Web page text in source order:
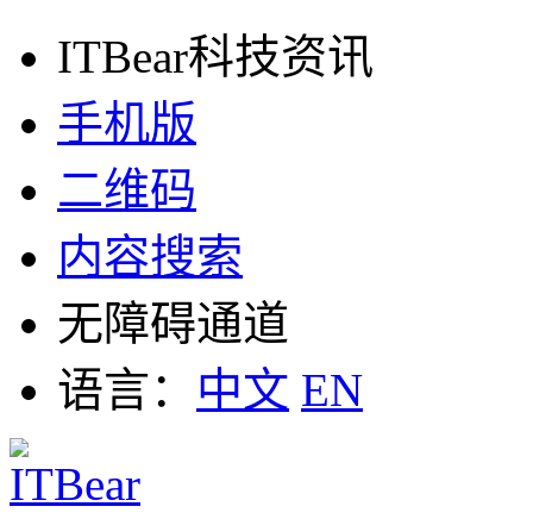
ITBear科技资讯
手机版
二维码
内容搜索
无障碍通道
语言： 中文 EN